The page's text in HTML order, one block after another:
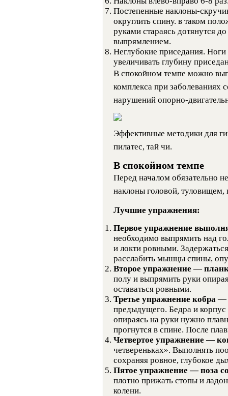
Постепенные наклоны-
округлить спину. в таком
руками стараясь дотянутся
выпрямлением.
Неглубокие приседания.
увеличивать глубину
В спокойном темпе можно
комплекса при заболеваниях
нарушений опорно-
Эффективные методики для
пилатес, тай чи.
В спокойном темпе
Перед началом обязательно
наклоны головой, туловищем,
Лучшие упражнения:
Первое упражнение
необходимо выпрямить над
и локти ровными.
расслабить мышцы спины,
Второе упражнение —
полу и выпрямить руки
оставаться ровными.
Третье упражнение кобра —
предыдущего. Бедра и корпус
опираясь на руки нужно
прогнутся в спине. После
Четвертое упражнение —
четвереньках». Выполнять
сохраняя ровное, глубокое
Пятое упражнение — поза
плотно прижать стопы и
колени.